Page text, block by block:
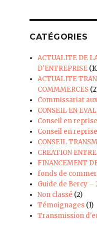
CATÉGORIES
ACTUALITE DE
D'ENTREPRISE
ACTUALITE
COMMMERCES
Commissariat
CONSEIL EN
Conseil en
Conseil en
CONSEIL
CREATION
FINANCEMENT
fonds de
Guide de Bercy –
Non classé (2)
Témoignages (1)
Transmission